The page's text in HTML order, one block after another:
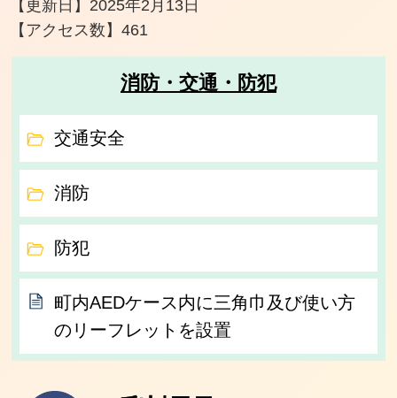
【更新日】 2025年2月13日
【アクセス数】461
消防・交通・防犯
交通安全
消防
防犯
町内AEDケース内に三角巾及び使い方
のリーフレットを設置